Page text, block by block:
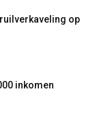
op
inkomen